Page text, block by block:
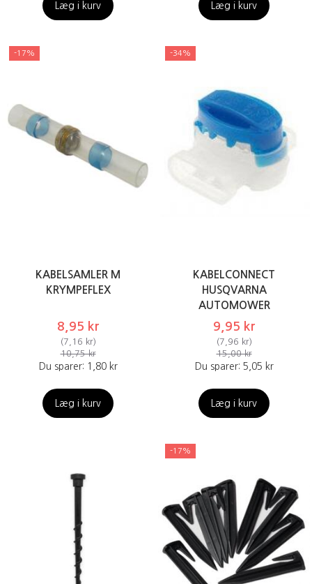
Læg i kurv Læg i kurv
-17%
KABELSAMLER M
KRYMPEFLEX
8,95 kr
(7,16 kr)
10,75 kr
Du sparer: 1,80 kr
Læg i kurv
-34%
KABELCONNECT
HUSQVARNA
AUTOMOWER
9,95 kr
(7,96 kr)
15,00 kr
Du sparer: 5,05 kr
Læg i kurv
-17%